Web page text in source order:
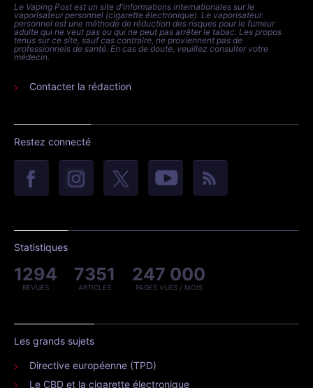
Le Vaping Post est un site d'informations internationales sur le
vaporisateur personnel (cigarette électronique). Le vaporisateur
personnel est une méthode de réduction des risques pour le fumeur
adulte qui ne veut pas ou qui ne peut pas arrêter le tabac. Les propos
tenus sur ce site, sauf cas contraire, ne proviennent pas de
professionnels de santé. En cas de doute, veuillez consulter votre
médecin.
Contacter la rédaction
Restez connecté
Statistiques
1294
REVUES
7351
ARTICLES
247 000
PAGES VUES / MOIS
Les grands sujets
Directive européenne (TPD)
Le CBD et la cigarette électronique